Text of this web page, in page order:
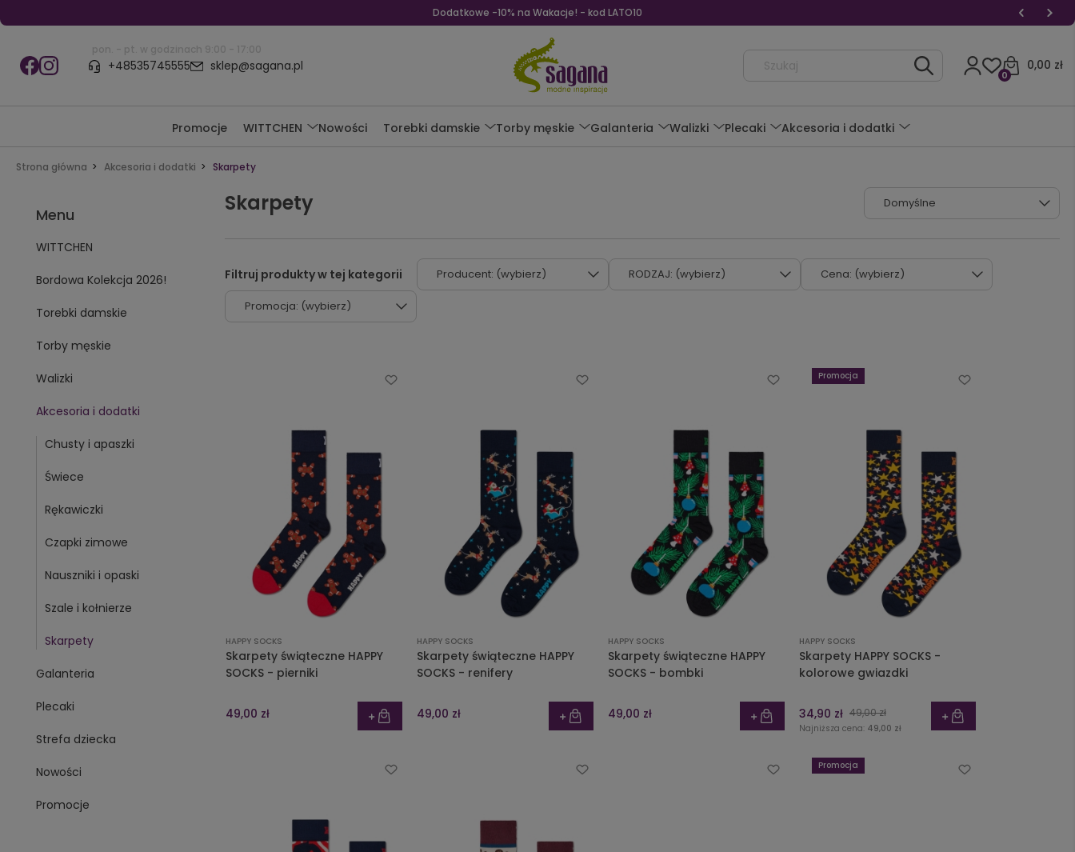
Dodatkowe -10% na Wakacje! - kod LATO10
pon. - pt. w godzinach 9:00 - 17:00
+48535745555 sklep@sagana.pl 0,00 zł
0
Promocje WITTCHEN Nowości Torebki damskie Torby męskie Galanteria Walizki Plecaki Akcesoria i dodatki
Strona główna Akcesoria i dodatki Skarpety
Menu
WITTCHEN
Bordowa Kolekcja 2026!
Torebki damskie
Torby męskie
Walizki
Akcesoria i dodatki
Chusty i apaszki
Świece
Rękawiczki
Czapki zimowe
Nauszniki i opaski
Szale i kołnierze
Skarpety
Galanteria
Plecaki
Strefa dziecka
Nowości
Promocje
Skarpety
Producent: (wybierz) RODZAJ: (wybierz) Cena: (wybierz)
Promocja: (wybierz)
HAPPY SOCKS
Skarpety świąteczne HAPPY
SOCKS - pierniki
49,00 zł
HAPPY SOCKS
Skarpety świąteczne HAPPY
SOCKS - renifery
49,00 zł
HAPPY SOCKS
Skarpety świąteczne HAPPY
SOCKS - bombki
49,00 zł
HAPPY SOCKS
Skarpety HAPPY SOCKS -
kolorowe gwiazdki
34,90 zł 49,00 zł
Najniższa cena: 49,00 zł
Promocja
Promocja